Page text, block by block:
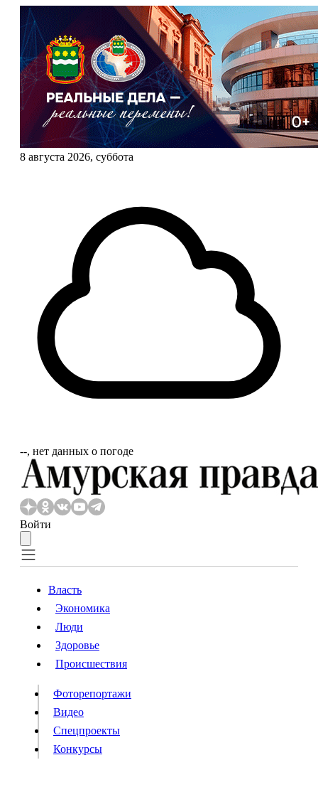
8 августа 2026, суббота
‐‐, нет данных о погоде
Войти
Власть
Происшествия
Видео
Конкурсы
Власть
Экономика
Люди
Здоровье
Происшествия
Фоторепортажи
Видео
Спецпроекты
Конкурсы